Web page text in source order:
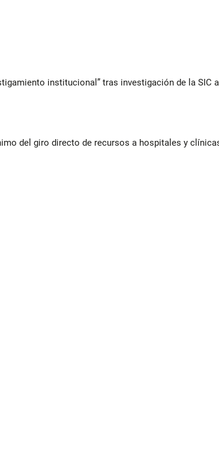
institucional” tras investigación de la SIC
del giro directo de recursos a hospitales y